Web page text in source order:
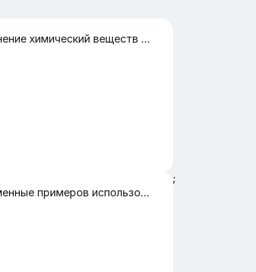
Применение химический веществ и технологий с учётом будущей профессии сварщик
Современные примеров использование DLT в различных сферах
;